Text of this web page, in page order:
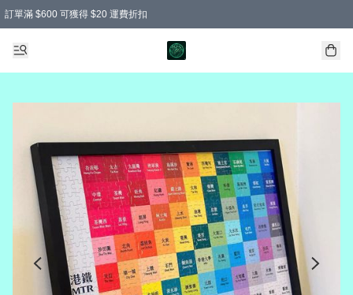
訂單滿 $600 可獲得 $20 運費折扣